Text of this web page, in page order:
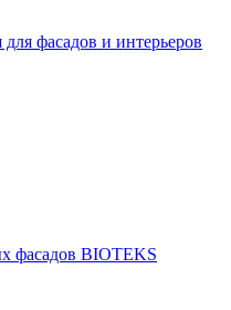
фасадов и интерьеров
фасадов BIOTEKS